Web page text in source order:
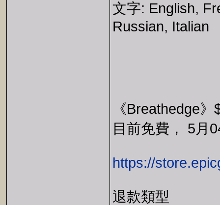
文字: English,
Russian, Italian
《Breathedge
目前免費， 5月
https://
退款類型